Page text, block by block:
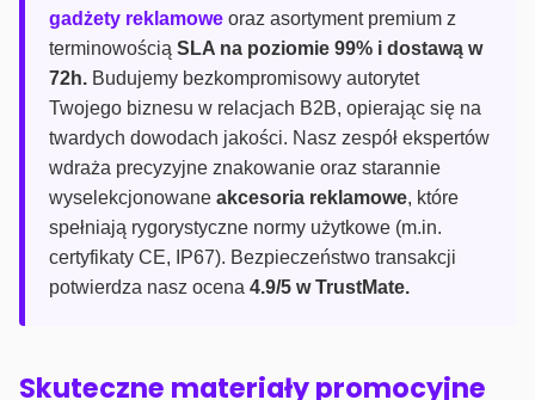
gadżety reklamowe oraz asortyment premium z
terminowością SLA na poziomie 99% i dostawą w
72h. Budujemy bezkompromisowy autorytet
Twojego biznesu w relacjach B2B, opierając się na
twardych dowodach jakości. Nasz zespół ekspertów
wdraża precyzyjne znakowanie oraz starannie
wyselekcjonowane akcesoria reklamowe, które
spełniają rygorystyczne normy użytkowe (m.in.
certyfikaty CE, IP67). Bezpieczeństwo transakcji
potwierdza nasz ocena 4.9/5 w TrustMate.
Skuteczne materiały promocyjne